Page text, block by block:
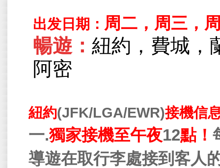
出发日期： 周二，周三，
暢遊： 紐約，費城，
阿密
紐約(JFK/LGA/EWR)接機信
一.獨家接機至午夜12點！
導遊在取行李處接到客人